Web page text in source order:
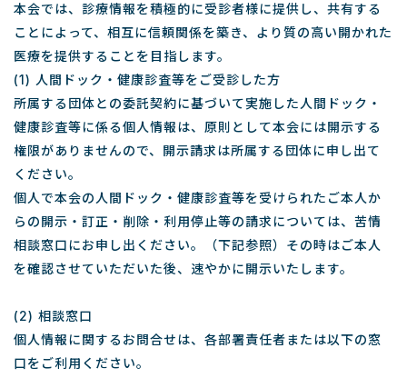
本会では、診療情報を積極的に受診者様に提供し、共有する
ことによって、相互に信頼関係を築き、より質の高い開かれた
医療を提供することを目指します。
(1) 人間ドック・健康診査等をご受診した方
所属する団体との委託契約に基づいて実施した人間ドック・
健康診査等に係る個人情報は、原則として本会には開示する
権限がありませんので、開示請求は所属する団体に申し出て
ください。
個人で本会の人間ドック・健康診査等を受けられたご本人か
らの開示・訂正・削除・利用停止等の請求については、苦情
相談窓口にお申し出ください。（下記参照）その時はご本人
を確認させていただいた後、速やかに開示いたします。
(2) 相談窓口
個人情報に関するお問合せは、各部署責任者または以下の窓
口をご利用ください。